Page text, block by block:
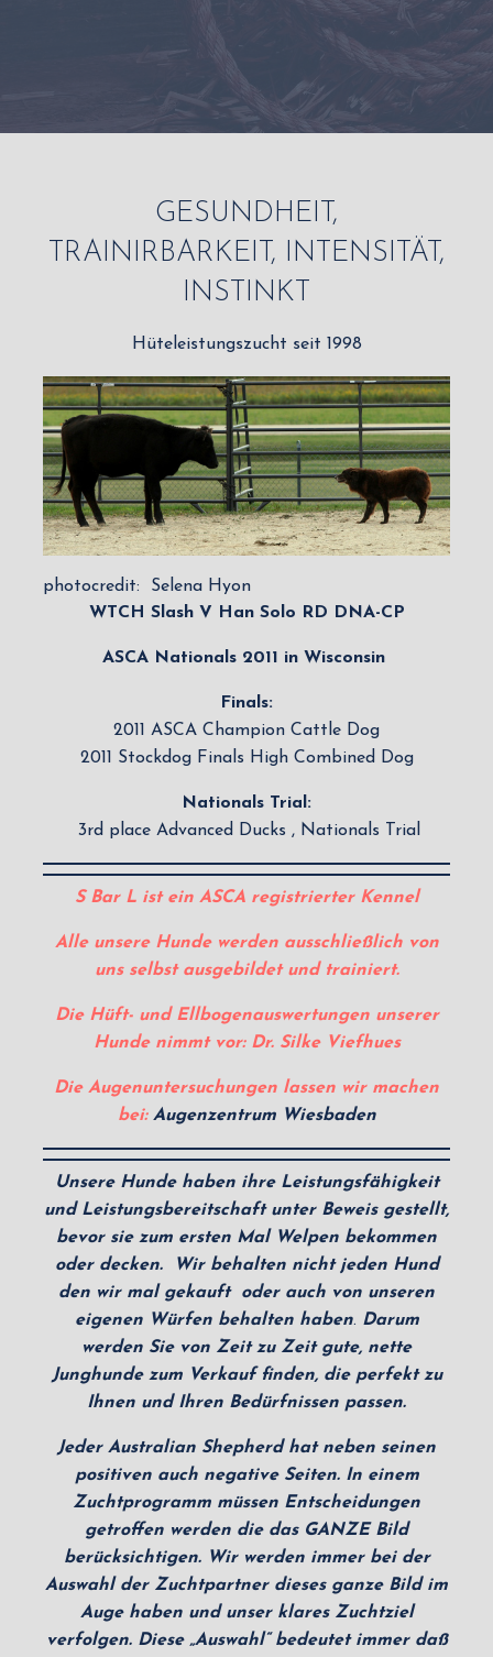
GESUNDHEIT,
TRAINIRBARKEIT, INTENSITÄT,
INSTINKT
Hüteleistungszucht seit 1998
photocredit: Selena Hyon
WTCH Slash V Han Solo RD DNA-CP
ASCA Nationals 2011 in Wisconsin
Finals:
2011 ASCA Champion Cattle Dog
2011 Stockdog Finals High Combined Dog
Nationals Trial:
3rd place Advanced Ducks , Nationals Trial
S Bar L ist ein ASCA registrierter Kennel
Alle unsere Hunde werden ausschließlich von
uns selbst ausgebildet und trainiert.
Die Hüft- und Ellbogenauswertungen unserer
Hunde nimmt vor: Dr. Silke Viefhues
Die Augenuntersuchungen lassen wir machen
bei: Augenzentrum Wiesbaden
Unsere Hunde haben ihre Leistungsfähigkeit
und Leistungsbereitschaft unter Beweis gestellt,
bevor sie zum ersten Mal Welpen bekommen
oder decken.
Wir behalten nicht jeden Hund
den wir mal gekauft oder auch von unseren
eigenen Würfen behalten haben. Darum
werden Sie von Zeit zu Zeit gute, nette
Junghunde zum Verkauf finden, die perfekt zu
Ihnen und Ihren Bedürfnissen passen.
Jeder Australian Shepherd hat neben seinen
positiven auch negative Seiten. In einem
Zuchtprogramm müssen Entscheidungen
getroffen werden die das GANZE Bild
berücksichtigen. Wir werden immer bei der
Auswahl der Zuchtpartner dieses ganze Bild im
Auge haben und unser klares Zuchtziel
verfolgen. Diese „Auswahl“ bedeutet immer daß